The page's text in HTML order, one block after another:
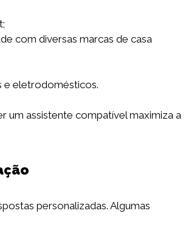
com diversas marcas de casa
e eletrodomésticos.
um assistente compatível maximiza a
personalizadas. Algumas